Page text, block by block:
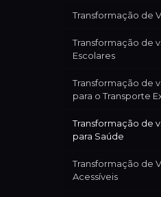
Transformação de
Transformação de
Escolares
Transformação de
para o Transporte
Transformação de
para Saúde
Transformação de
Acessíveis